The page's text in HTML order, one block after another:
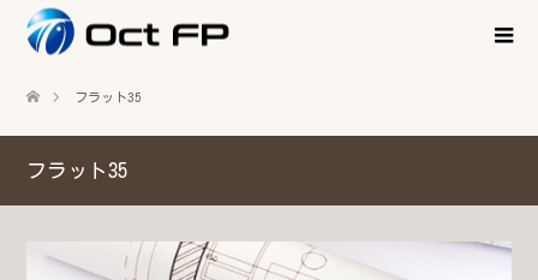
フラット35
フラット35